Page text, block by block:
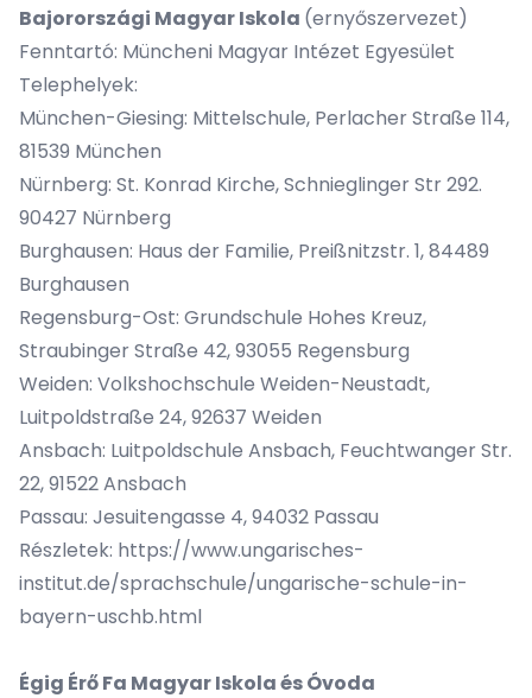
Bajorországi Magyar Iskola (ernyőszervezet)
Fenntartó: Müncheni Magyar Intézet Egyesület
Telephelyek:
München-Giesing: Mittelschule, Perlacher Straße 114,
81539 München
Nürnberg: St. Konrad Kirche, Schnieglinger Str 292.
90427 Nürnberg
Burghausen: Haus der Familie, Preißnitzstr. 1, 84489
Burghausen
Regensburg-Ost: Grundschule Hohes Kreuz,
Straubinger Straße 42, 93055 Regensburg
Weiden: Volkshochschule Weiden-Neustadt,
Luitpoldstraße 24, 92637 Weiden
Ansbach: Luitpoldschule Ansbach, Feuchtwanger Str.
22, 91522 Ansbach
Passau: Jesuitengasse 4, 94032 Passau
Részletek: https://www.ungarisches-
institut.de/sprachschule/ungarische-schule-in-
bayern-uschb.html
Égig Érő Fa Magyar Iskola és Óvoda